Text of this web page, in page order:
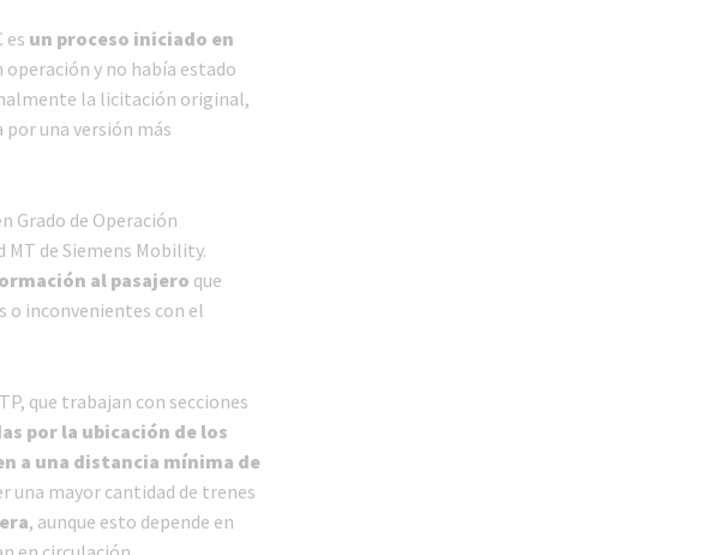
es un proceso iniciado en
y no había estado
la licitación original,
por una versión más
Grado de Operación
de Siemens Mobility.
al pasajero que
o inconvenientes con el
que trabajan con secciones
por la ubicación de los
a una distancia mínima de
una mayor cantidad de trenes
, aunque esto depende en